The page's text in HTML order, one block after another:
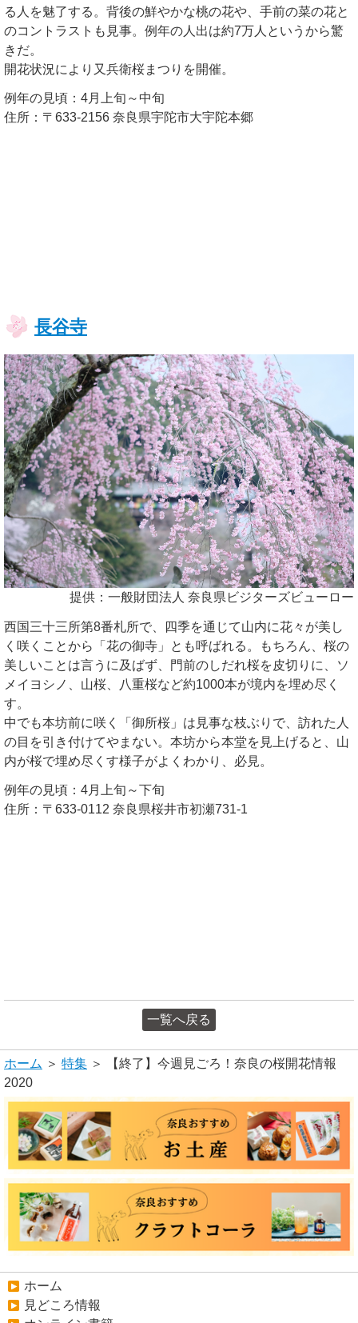
る人を魅了する。背後の鮮やかな桃の花や、手前の菜の花と
のコントラストも見事。例年の人出は約7万人というから驚
きだ。
開花状況により又兵衛桜まつりを開催。
例年の見頃：4月上旬～中旬
住所：〒633-2156 奈良県宇陀市大宇陀本郷
長谷寺
提供：一般財団法人 奈良県ビジターズビューロー
西国三十三所第8番札所で、四季を通じて山内に花々が美し
く咲くことから「花の御寺」とも呼ばれる。もちろん、桜の
美しいことは言うに及ばず、門前のしだれ桜を皮切りに、ソ
メイヨシノ、山桜、八重桜など約1000本が境内を埋め尽く
す。
中でも本坊前に咲く「御所桜」は見事な枝ぶりで、訪れた人
の目を引き付けてやまない。本坊から本堂を見上げると、山
内が桜で埋め尽くす様子がよくわかり、必見。
例年の見頃：4月上旬～下旬
住所：〒633-0112 奈良県桜井市初瀬731-1
一覧へ戻る
ホーム ＞ 特集 ＞ 【終了】今週見ごろ！奈良の桜開花情報
2020
ホーム
見どころ情報